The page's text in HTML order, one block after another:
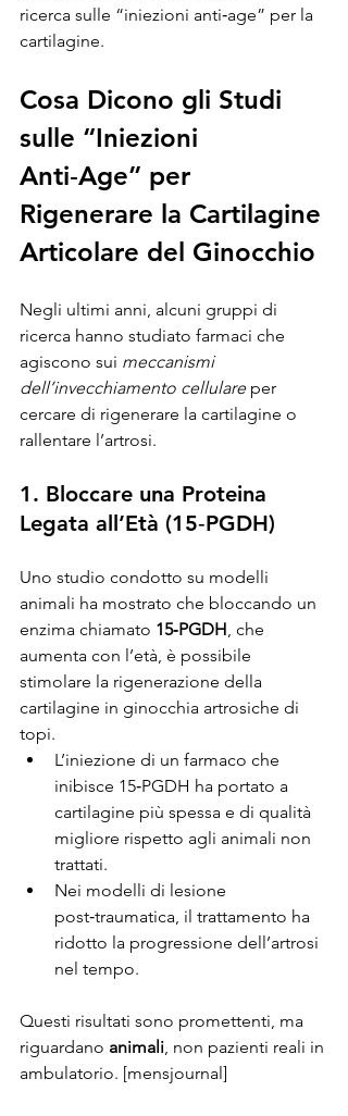
ricerca sulle “iniezioni anti‑age” per la
cartilagine.
Cosa Dicono gli Studi
sulle “Iniezioni
Anti‑Age” per
Rigenerare la Cartilagine
Articolare del Ginocchio
Negli ultimi anni, alcuni gruppi di
ricerca hanno studiato farmaci che
agiscono sui meccanismi
dell’invecchiamento cellulare per
cercare di rigenerare la cartilagine o
rallentare l’artrosi.
1. Bloccare una Proteina
Legata all’Età (15‑PGDH)
Uno studio condotto su modelli
animali ha mostrato che bloccando un
enzima chiamato 15‑PGDH, che
aumenta con l’età, è possibile
stimolare la rigenerazione della
cartilagine in ginocchia artrosiche di
topi.
L’iniezione di un farmaco che
inibisce 15‑PGDH ha portato a
cartilagine più spessa e di qualità
migliore rispetto agli animali non
trattati.
Nei modelli di lesione
post‑traumatica, il trattamento ha
ridotto la progressione dell’artrosi
nel tempo.
Questi risultati sono promettenti, ma
riguardano animali, non pazienti reali in
ambulatorio. [mensjournal]